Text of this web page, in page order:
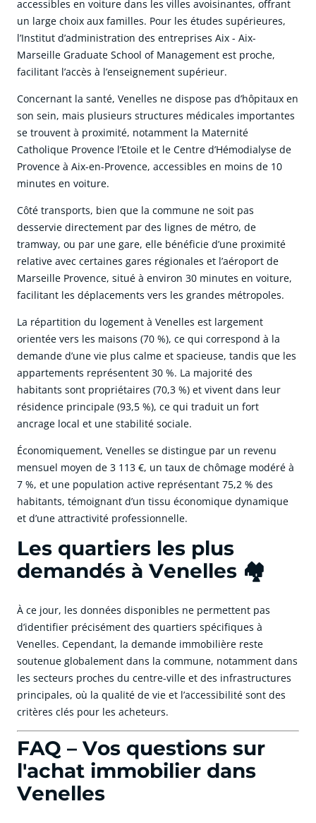
accessibles en voiture dans les villes avoisinantes, offrant
un large choix aux familles. Pour les études supérieures,
l’Institut d’administration des entreprises Aix - Aix-
Marseille Graduate School of Management est proche,
facilitant l’accès à l’enseignement supérieur.
Concernant la santé, Venelles ne dispose pas d’hôpitaux en
son sein, mais plusieurs structures médicales importantes
se trouvent à proximité, notamment la Maternité
Catholique Provence l’Etoile et le Centre d’Hémodialyse de
Provence à Aix-en-Provence, accessibles en moins de 10
minutes en voiture.
Côté transports, bien que la commune ne soit pas
desservie directement par des lignes de métro, de
tramway, ou par une gare, elle bénéficie d’une proximité
relative avec certaines gares régionales et l’aéroport de
Marseille Provence, situé à environ 30 minutes en voiture,
facilitant les déplacements vers les grandes métropoles.
La répartition du logement à Venelles est largement
orientée vers les maisons (70 %), ce qui correspond à la
demande d’une vie plus calme et spacieuse, tandis que les
appartements représentent 30 %. La majorité des
habitants sont propriétaires (70,3 %) et vivent dans leur
résidence principale (93,5 %), ce qui traduit un fort
ancrage local et une stabilité sociale.
Économiquement, Venelles se distingue par un revenu
mensuel moyen de 3 113 €, un taux de chômage modéré à
7 %, et une population active représentant 75,2 % des
habitants, témoignant d’un tissu économique dynamique
et d’une attractivité professionnelle.
Les quartiers les plus
demandés à Venelles 🏘️
À ce jour, les données disponibles ne permettent pas
d’identifier précisément des quartiers spécifiques à
Venelles. Cependant, la demande immobilière reste
soutenue globalement dans la commune, notamment dans
les secteurs proches du centre-ville et des infrastructures
principales, où la qualité de vie et l’accessibilité sont des
critères clés pour les acheteurs.
FAQ – Vos questions sur
l'achat immobilier dans
Venelles